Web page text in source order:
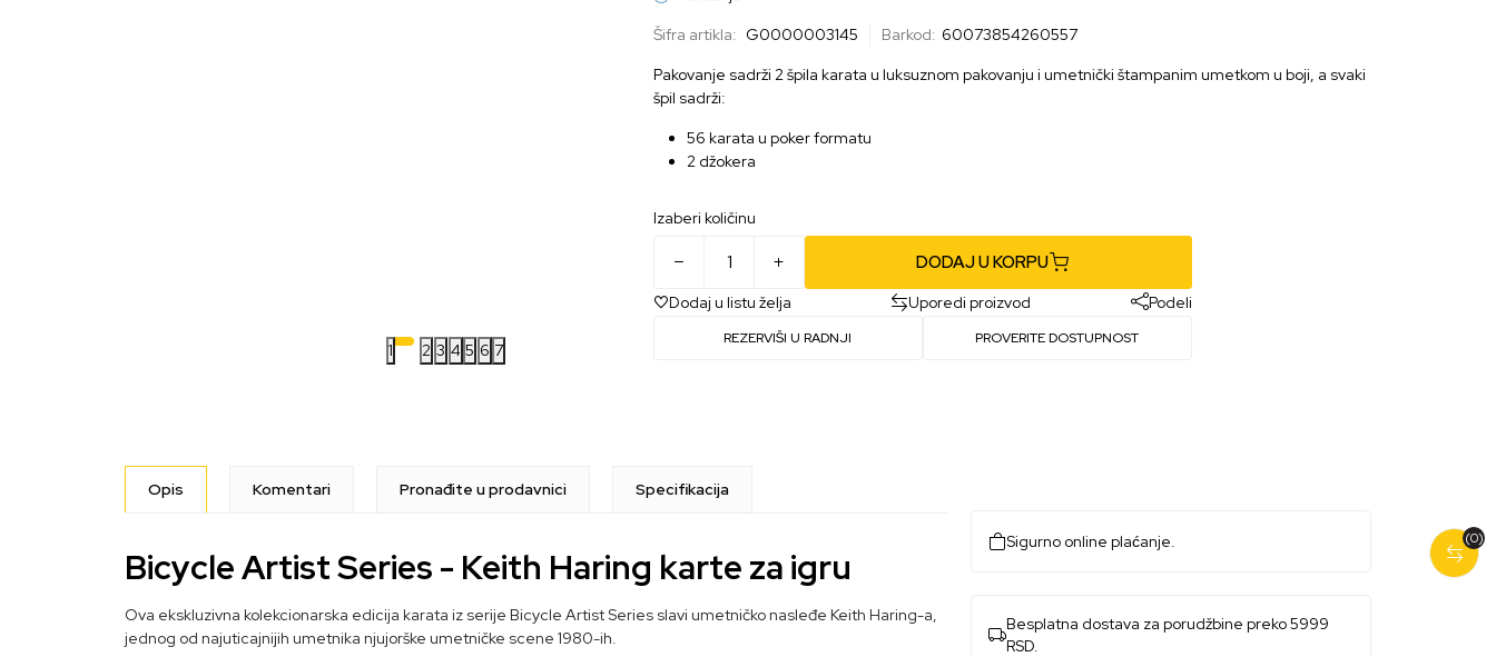
1 2 3 4 5 6 7
Šifra artikla: G0000003145 Barkod: 60073854260557
Pakovanje sadrži 2 špila karata u luksuznom pakovanju i umetnički štampanim umetkom u boji, a svaki
špil sadrži:
56 karata u poker formatu
2 džokera
Izaberi količinu
DODAJ U KORPU
Dodaj u listu želja Uporedi proizvod Podeli
REZERVIŠI U RADNJI PROVERITE DOSTUPNOST
(0)
Opis Komentari Pronađite u prodavnici Specifikacija
Bicycle Artist Series - Keith Haring karte za igru
Ova ekskluzivna kolekcionarska edicija karata iz serije Bicycle Artist Series slavi umetničko nasleđe Keith Haring-a,
jednog od najuticajnijih umetnika njujorške umetničke scene 1980-ih.
Sigurno online plaćanje.
Besplatna dostava za porudžbine preko 5999
RSD.